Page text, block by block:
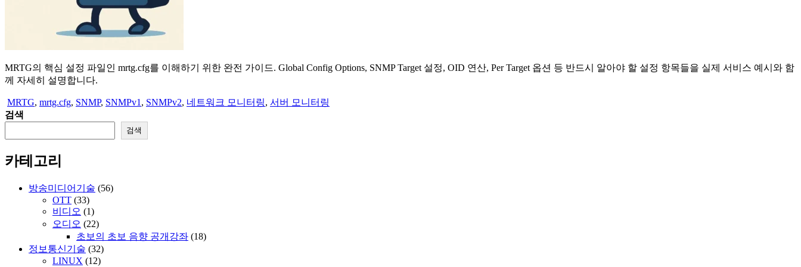
MRTG의 핵심 설정 파일인 mrtg.cfg를 이해하기 위한 완전 가이드. Global Config Options, SNMP Target 설정, OID 연산, Per Target 옵션 등 반드시 알아야 할 설정 항목들을 실제 서비스 예시와 함
께 자세히 설명합니다.
MRTG, mrtg.cfg, SNMP, SNMPv1 , SNMPv2, 네트워크 모니터링, 서버 모니터링
검색
검색
카테고리
방송미디어기술 (56)
OTT (33)
비디오 (1)
오디오 (22)
초보의 초보 음향 공개강좌 (18)
정보통신기술 (32)
LINUX (12)